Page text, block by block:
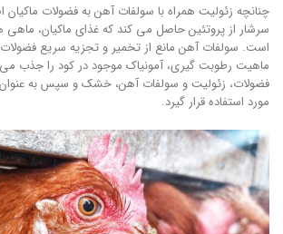
چنانچه زئولیت همراه با سولفات آهن به فضولات ماکیان
سرشار از پروتئین حاصل می کند که غذای ماکیان، ماهی
است. سولفات آهن مانع از تخمیر و تجزیه سریع فضولات
ماهیت رطوبت گیری، آمونیاک موجود در کود را جذب
فضولات، زئولیت و سولفات آهن، خشک و سپس به عنوان
مورد استفاده قرار گیرد.